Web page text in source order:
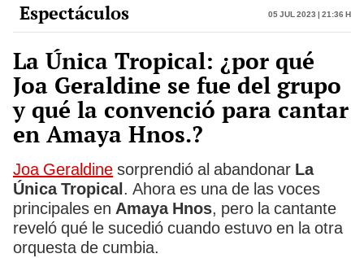
Espectáculos 05 Jul 2023 | 21:36 h
La Única Tropical: ¿por qué
Joa Geraldine se fue del grupo
y qué la convenció para cantar
en Amaya Hnos.?
Joa Geraldine sorprendió al abandonar La
Única Tropical. Ahora es una de las voces
principales en Amaya Hnos, pero la cantante
reveló qué le sucedió cuando estuvo en la otra
orquesta de cumbia.